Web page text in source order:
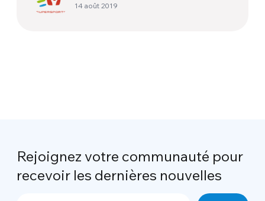
14 août 2019
Rejoignez votre communauté pour
recevoir les dernières nouvelles